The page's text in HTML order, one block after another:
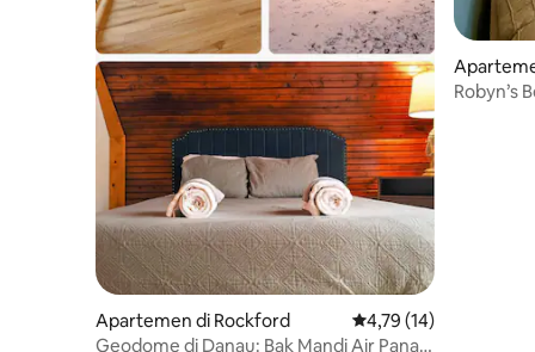
Apartemen di Rockford Nilai rata-rata 4,79 dari
4,79 (14)
Geodome di Danau: Bak Mandi Air Panas,
Robyn’s